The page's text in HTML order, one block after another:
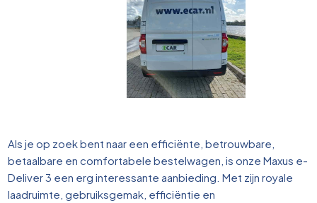
Als je op zoek bent naar een efficiënte, betrouwbare,
betaalbare en comfortabele bestelwagen, is onze Maxus e-
Deliver 3 een erg interessante aanbieding. Met zijn royale
laadruimte, gebruiksgemak, efficiëntie en